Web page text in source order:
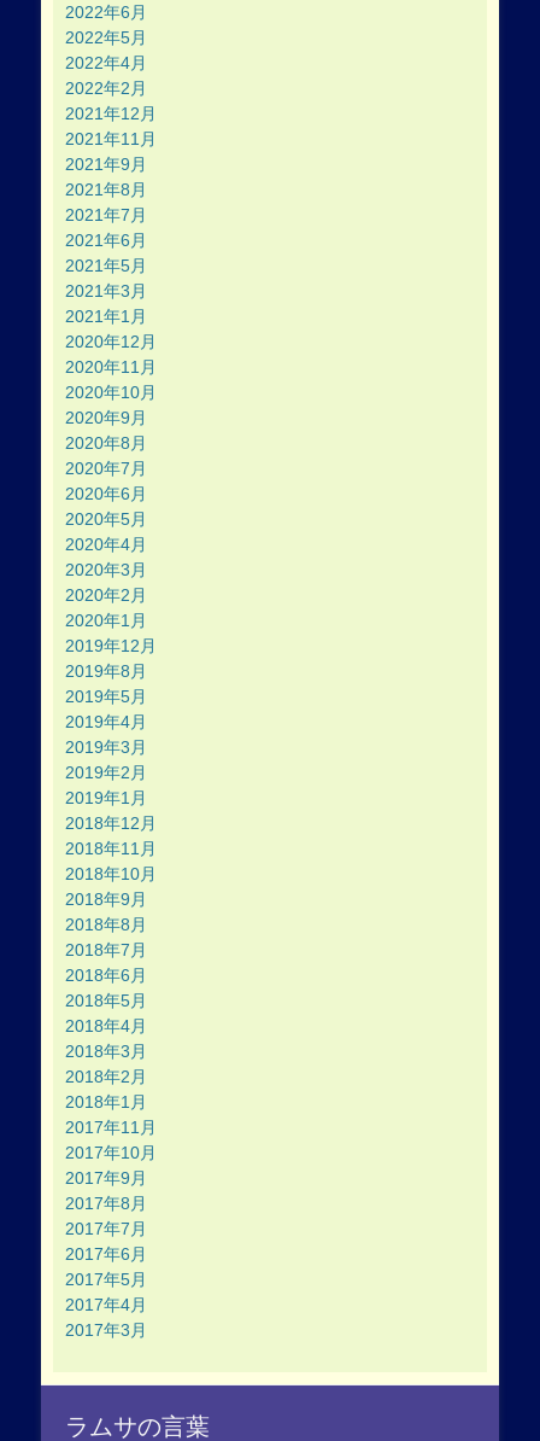
2022年6月
2022年5月
2022年4月
2022年2月
2021年12月
2021年11月
2021年9月
2021年8月
2021年7月
2021年6月
2021年5月
2021年3月
2021年1月
2020年12月
2020年11月
2020年10月
2020年9月
2020年8月
2020年7月
2020年6月
2020年5月
2020年4月
2020年3月
2020年2月
2020年1月
2019年12月
2019年8月
2019年5月
2019年4月
2019年3月
2019年2月
2019年1月
2018年12月
2018年11月
2018年10月
2018年9月
2018年8月
2018年7月
2018年6月
2018年5月
2018年4月
2018年3月
2018年2月
2018年1月
2017年11月
2017年10月
2017年9月
2017年8月
2017年7月
2017年6月
2017年5月
2017年4月
2017年3月
ラムサの言葉